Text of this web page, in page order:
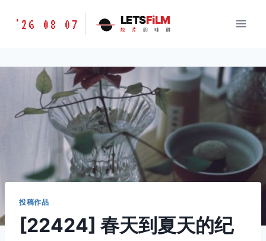
胶
味
LETSFILM
'26 08 07 LETSFiLM
胶 片 的 味 道
投稿作品
[22424] 春天到夏天的纪